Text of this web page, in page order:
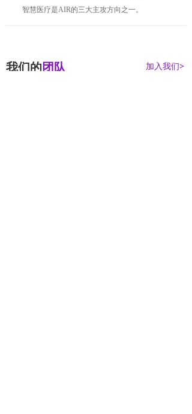
智慧医疗是AIR的三大主攻方向之一。
我们的 团队 加入我们>